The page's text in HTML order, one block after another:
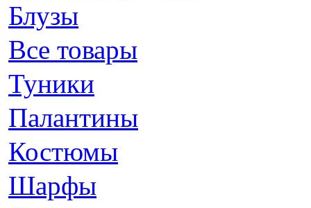
Блузы
Все товары
Туники
Палантины
Костюмы
Шарфы